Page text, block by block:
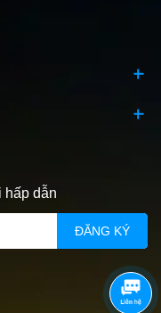
hấp dẫn
ĐĂNG KÝ